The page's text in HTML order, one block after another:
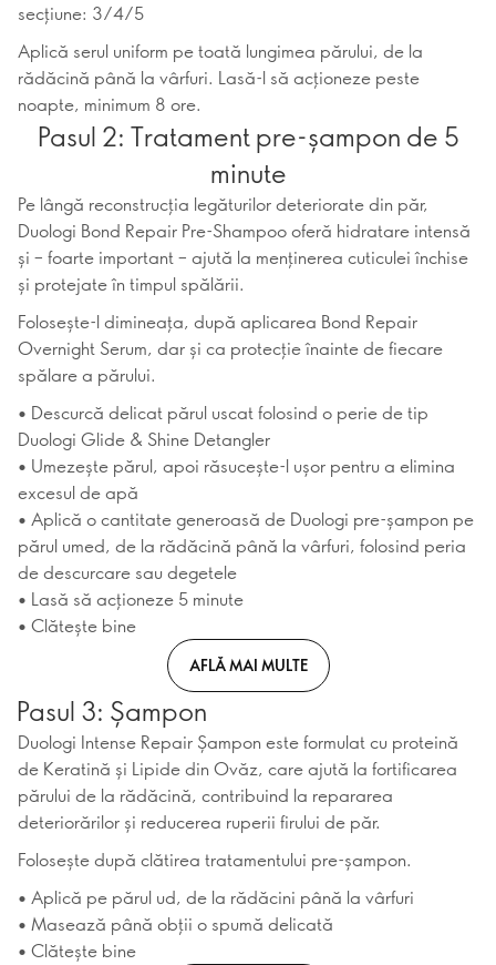
secțiune: 3/4/5
Aplică serul uniform pe toată lungimea părului, de la
rădăcină până la vârfuri. Lasă-l să acționeze peste
noapte, minimum 8 ore.
Pasul 2: Tratament pre-șampon de 5
minute
Pe lângă reconstrucția legăturilor deteriorate din păr,
Duologi Bond Repair Pre-Shampoo oferă hidratare intensă
și – foarte important – ajută la menținerea cuticulei închise
și protejate în timpul spălării.
Folosește-l dimineața, după aplicarea Bond Repair
Overnight Serum, dar și ca protecție înainte de fiecare
spălare a părului.
• Descurcă delicat părul uscat folosind o perie de tip
Duologi Glide & Shine Detangler
• Umezește părul, apoi răsucește-l ușor pentru a elimina
excesul de apă
• Aplică o cantitate generoasă de Duologi pre-șampon pe
părul umed, de la rădăcină până la vârfuri, folosind peria
de descurcare sau degetele
• Lasă să acționeze 5 minute
• Clătește bine
AFLĂ MAI MULTE
Pasul 3: Șampon
Duologi Intense Repair Șampon este formulat cu proteină
de Keratină și Lipide din Ovăz, care ajută la fortificarea
părului de la rădăcină, contribuind la repararea
deteriorărilor și reducerea ruperii firului de păr.
Folosește după clătirea tratamentului pre-șampon.
• Aplică pe părul ud, de la rădăcini până la vârfuri
• Masează până obții o spumă delicată
• Clătește bine